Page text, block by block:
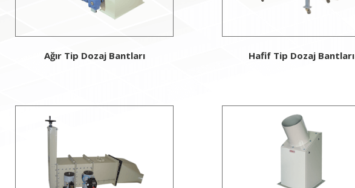
Ağır Tip Dozaj Bantları Hafif Tip Dozaj Bantları